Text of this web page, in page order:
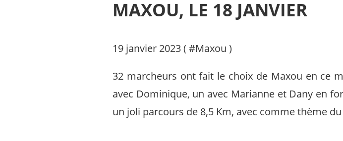
MAXOU, LE 18 JANVIER
19 janvier 2023 ( #Maxou )
32 marcheurs ont fait le choix de Maxou en ce
avec Dominique, un avec Marianne et Dany en
un joli parcours de 8,5 Km, avec comme thème